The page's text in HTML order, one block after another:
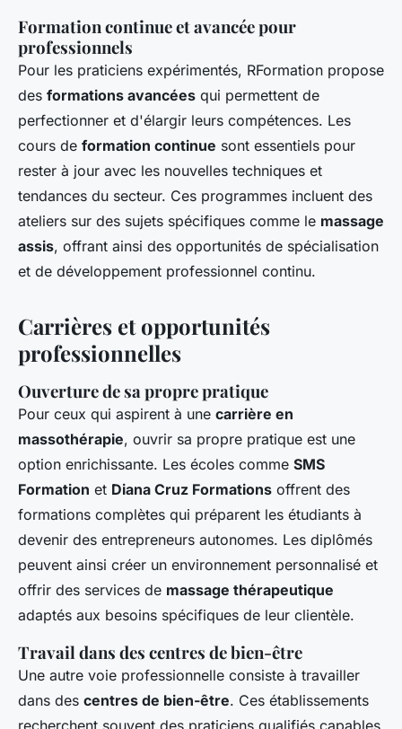
Formation continue et avancée pour
professionnels
Pour les praticiens expérimentés, RFormation propose
des formations avancées qui permettent de
perfectionner et d'élargir leurs compétences. Les
cours de formation continue sont essentiels pour
rester à jour avec les nouvelles techniques et
tendances du secteur. Ces programmes incluent des
ateliers sur des sujets spécifiques comme le massage
assis, offrant ainsi des opportunités de spécialisation
et de développement professionnel continu.
Carrières et opportunités
professionnelles
Ouverture de sa propre pratique
Pour ceux qui aspirent à une carrière en
massothérapie, ouvrir sa propre pratique est une
option enrichissante. Les écoles comme SMS
Formation et Diana Cruz Formations offrent des
formations complètes qui préparent les étudiants à
devenir des entrepreneurs autonomes. Les diplômés
peuvent ainsi créer un environnement personnalisé et
offrir des services de massage thérapeutique
adaptés aux besoins spécifiques de leur clientèle.
Travail dans des centres de bien-être
Une autre voie professionnelle consiste à travailler
dans des centres de bien-être. Ces établissements